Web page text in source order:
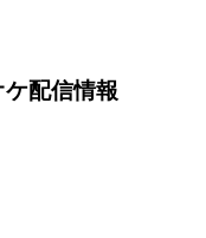
配信情報